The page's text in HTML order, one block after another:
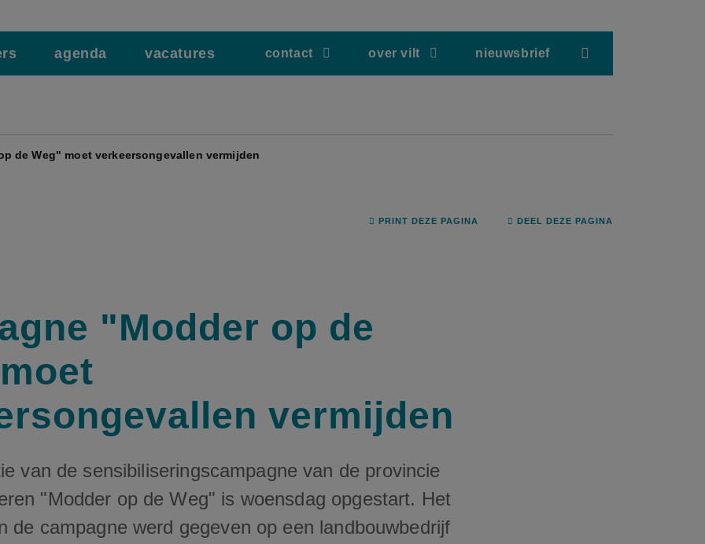
agenda vacatures contact over vilt nieuwsbrief
de Weg" moet verkeersongevallen vermijden
PRINT DEZE PAGINA DEEL DEZE PAGINA
"Modder op de
vermijden
van de sensibiliseringscampagne van de provincie
"Modder op de Weg" is woensdag opgestart. Het
de campagne werd gegeven op een landbouwbedrijf